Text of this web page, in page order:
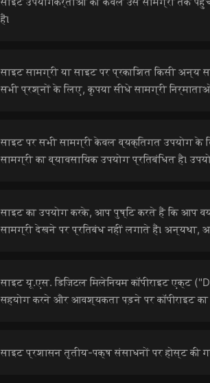
हैं।
साइट सामग्री या साइट पर प्रकाशित किसी
सभी प्रश्नों के लिए, कृपया सीधे सामग्री
साइट पर सभी सामग्री केवल व्यक्तिगत उपयोग
सामग्री का व्यावसायिक उपयोग प्रतिबंधित है।
साइट का उपयोग करके, आप पुष्टि करते हैं कि
सामग्री देखने पर प्रतिबंध नहीं लगाते हैं। अन्यथा,
साइट यू.एस. डिजिटल मिलेनियम कॉपीराइट एक्ट
सहयोग करने और आवश्यकता पड़ने पर कॉपीराइट
साइट प्रशासन तृतीय-पक्ष संसाधनों पर होस्ट की